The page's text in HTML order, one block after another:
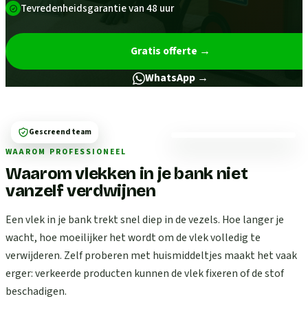
Tevredenheidsgarantie van 48 uur
Gratis offerte →
WhatsApp →
WAAROM PROFESSIONEEL
Waarom vlekken in je bank niet
vanzelf verdwijnen
Een vlek in je bank trekt snel diep in de vezels. Hoe langer je
wacht, hoe moeilijker het wordt om de vlek volledig te
verwijderen. Zelf proberen met huismiddeltjes maakt het vaak
erger: verkeerde producten kunnen de vlek fixeren of de stof
beschadigen.
Gescreend team